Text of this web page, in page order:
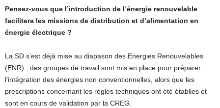
Pensez-vous que l’introduction de l’énergie renouvelable
facilitera les missions de distribution et d’alimentation en
énergie électrique ?
La SD s’est déjà mise au diapason des Energies Renouvelables
(ENR) ; des groupes de travail sont mis en place pour préparer
l’intégration des énergies non conventionnelles, alors que les
prescriptions concernant les règles techniques ont été établies et
sont en cours de validation par la CREG.